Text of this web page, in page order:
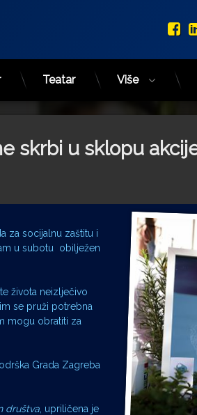
Teatar Više
skrbi u sklopu
za socijalnu zaštitu i
u subotu obilježen
života neizlječivo
se pruži potrebna
mogu obratiti za
Grada Zagreba
društva , upriličena je